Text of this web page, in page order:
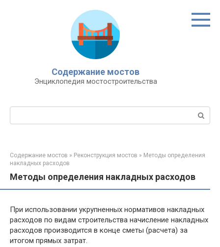
Содержание мостов
Энциклопедия мостостроительства
Поиск:
Содержание мостов » Реконструкция мостов » Методы определения
накладных расходов
Методы определения накладных расходов
При использовании укрупненных нормативов накладных
расходов по видам строительства начисление накладных
расходов производится в конце сметы (расчета) за
итогом прямых затрат.